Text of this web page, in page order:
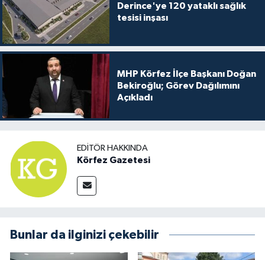
Derince'ye 120 yataklı sağlık
tesisi inşası
MHP Körfez İlçe Başkanı Doğan
Bekiroğlu; Görev Dağılımını
Açıkladı
EDITÖR HAKKINDA
Körfez Gazetesi
Bunlar da ilginizi çekebilir